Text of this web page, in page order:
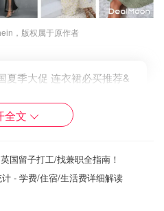
，版权属于原作者
夏季大促 连衣裙必买推荐&
爆这个夏天的单品 你买了吗
国省钱快报
的T恤又贵又丑，如果你想
Shein上面买，质量也都还
全文
国留子打工/找兼职全指南！
- 学费/住宿/生活费详细解读